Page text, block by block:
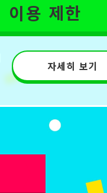
이용 제한
자세히 보기